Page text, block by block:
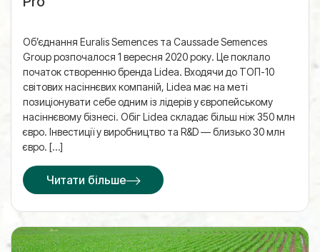
Об’єднання Euralis Semences та Caussade Semences
Group розпочалося 1 вересня 2020 року. Це поклало
початок створенню бренда Lidea. Входячи до ТОП-10
світових насіннєвих компаній, Lidea має на меті
позиціонувати себе одним із лідерів у європейському
насіннєвому бізнесі. Обіг Lidea складає більш ніж 350 млн
євро. Інвестиції у виробництво та R&D — близько 30 млн
євро. […]
Читати більше